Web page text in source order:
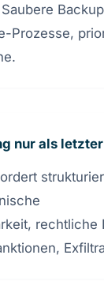
Saubere
Prozesse,
nur als
rechtliche